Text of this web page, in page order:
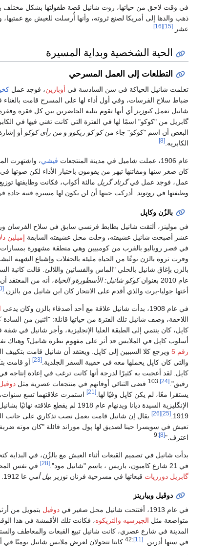
في وقت لاحق من حياتها، روت شانيل قصة طفولتها بشكل مختلف
ذهب والدها إلى أمريكا لصنع ثروته، وأنها أُرسلت للعيش مع
عشر.[15]
[16]
الحية الشخصية وبداية المسيرة
التطلعات إلى العمل المسرحي
تعلمت شانيل الحياكة في سن السادسة في أوبازين، فوجد عمل
ضباط سلاح الفرسات، وفي أول أداء لها على المسرح قامت بالغناء
شانيل تعمل كبوزيز أي أنها تقوم بتلية الحاضرين بين كل فقرة
گابريل من "كوكو" اسمًا لها في الفترة التي كانت تغني فيها في
البعض أن اسم "كوكو" جاء منكو كو ريكوو و من رأى كوكو أو
الكابريه.[8]
عام 1906، عملت شاميل في مدينة المنتجعات ڤيشي، واشتهرت
كان صغر سنها ومفاتنها تبهر من يقومون باختبار الأداء لكن
عمل، فوجد عمل فيگرناد گريل مالئة أكواب، فكانت وظايفتها
وظيفتها في روتوند. أدركت حينها أن لن يكون لها مسيرة فنية جادة
بالزُن وكاپل
في مولينز، ألتقت شانيل بظابط فرنسي سابق في سلاح الفرسان
عشر أصبحت شانيل عشيقته، وحلت محل عشيقته السابقة إميلين
في قصر روياليو بالقرب من كومبيين وهي منطقة مشهورة بمسارات
وفرت ثروة بالزن نوعًا من الحياة مليئة بالحفلات وإشباع الشهية
بالزن بإغاق شانيل بالحلي "الماس والفساتين واللالئ. قالت كاتبة
عام 2010 بعنوان
كوكو شانيل: الأسطورةو الحياة، أنه من المعتقد
أختها جوليا-برث والذي أقدم على الانتحار كان ابن شانيل من بالزن. [20]
في عام 1908، بدأت شانيل علاقة مع أحد أصدقاء بالزن وكان يدعى
اللاحقة، وصف شانبل تلك الفترة من حياتها قائلة: "اثنين من
كاپل، كان ينتمي إلى الطبقة العليا الإنجليزية، وأجر شانيل في
أسلوب كاپل في الملابس قد أثر على مفهوم نظرة شانيل؟ وهناك
رقم 5
ويرجع كلا السببين إلى كاپل. ويعتقد أن شانيل قامت
والتي كان كاپل يحملها معه في حقيبة السفر الجلدية. [23]
أو قامت
كاپل. لقد أعجبت به كثيرًا لدرجة أنها كانت ترغب في إعادة
رقيق". [24]
:103 قضى الثنائي أوقاتهم في منتجعات عصرية مثل
يستقرا معًا، لم يكن كاپل وفيًا لها. [21]
استمرت علاقتهما تسع
1919.
[25]
[26] يقال إن شانيل قامت بعمل نصب تذكاري على جانب
تعيش في سويسرا حينا لصديق لها پول موراند قائلة "كان موته
اعترف."[8]
:9
بدأت شانيل في تصميم القبعات أثناء العيش مع بالزُن، في
في 21 شارع كامبون، باريس ، باسم "شانيل مود".
[28]
في نفس
گابريل دورزيات قبعاتها في مسرحية فرنان نوزير بيل أمي عا 1912. وعلى الفور قامت أرتدت دورزيات قبعات شاني لعرضها صور في مجلة
دوڤيل وبياريتز
في عام 1913، أفتتحت شانيل محل صغير في
دوڤيل بتمويل من
متواضعة مثل الجيرسيه والتريكوه، فكانت تلك الأقمشة في هذا
المدينة في شارع عصري، كانت شانيل تبيع القبعات والمعاطف
في سنها أدرين .[11]
:42 كانتا تتجولان لعرض ملابس شانيل يوميًا في